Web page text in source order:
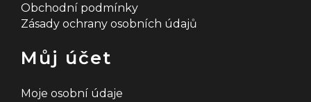
Obchodní podmínky
Zásady ochrany osobních údajů
Můj účet
Moje osobní údaje